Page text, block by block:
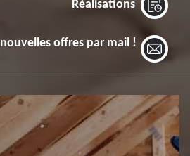
Réalisations
offres par mail !